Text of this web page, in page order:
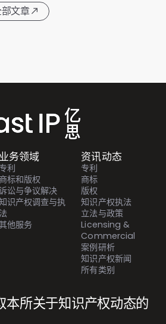
文章
本所关于知识产权动态的
业务领域
利
商标和版权
讼与争议解决
识产权调查与执
法
他服务
资讯动态
专利
商标
版权
知识产权执法
立法与政策
Licensing &
Commercial
案例研析
知识产权新闻
所有类别